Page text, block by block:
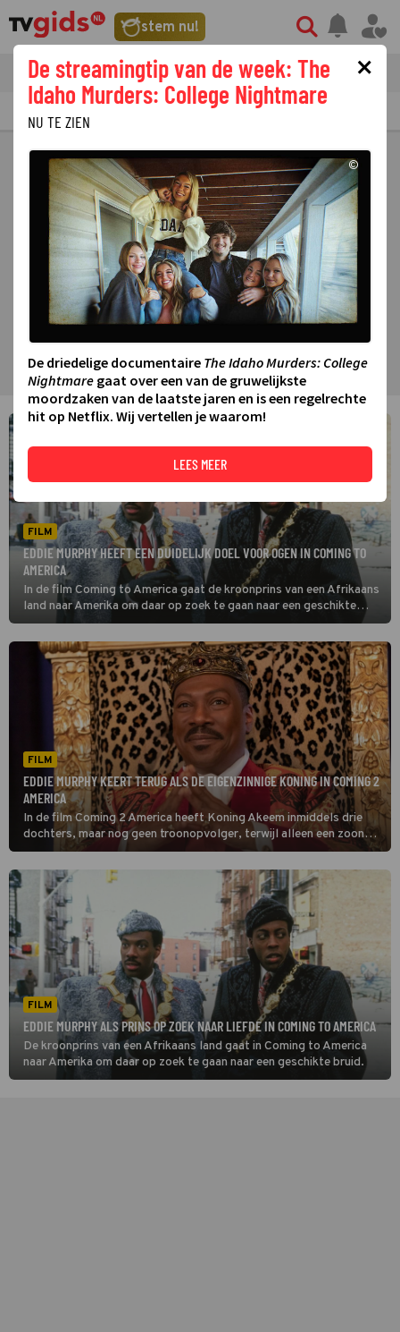
stem nu!
tvgids streaming nieuws
PRIMETIME GEMIST
FILM
EDDIE MURPHY HEEFT EEN DUIDELIJK DOEL VOOR OGEN IN COMING TO
AMERICA
In de film Coming to America gaat de kroonprins van een Afrikaans
land naar Amerika om daar op zoek te gaan naar een geschikte
bruid.
FILM
EDDIE MURPHY KEERT TERUG ALS DE EIGENZINNIGE KONING IN COMING 2
AMERICA
In de film Coming 2 America heeft Koning Akeem inmiddels drie
dochters, maar nog geen troonopvolger, terwijl alleen een zoon
dat zou kunnen zijn.
FILM
EDDIE MURPHY ALS PRINS OP ZOEK NAAR LIEFDE IN COMING TO AMERICA
De kroonprins van een Afrikaans land gaat in Coming to America
naar Amerika om daar op zoek te gaan naar een geschikte bruid.
×
De streamingtip van de week: The
Idaho Murders: College Nightmare
NU TE ZIEN
©
De driedelige documentaire The Idaho Murders: College
Nightmare gaat over een van de gruwelijkste
moordzaken van de laatste jaren en is een regelrechte
hit op Netflix. Wij vertellen je waarom!
LEES MEER